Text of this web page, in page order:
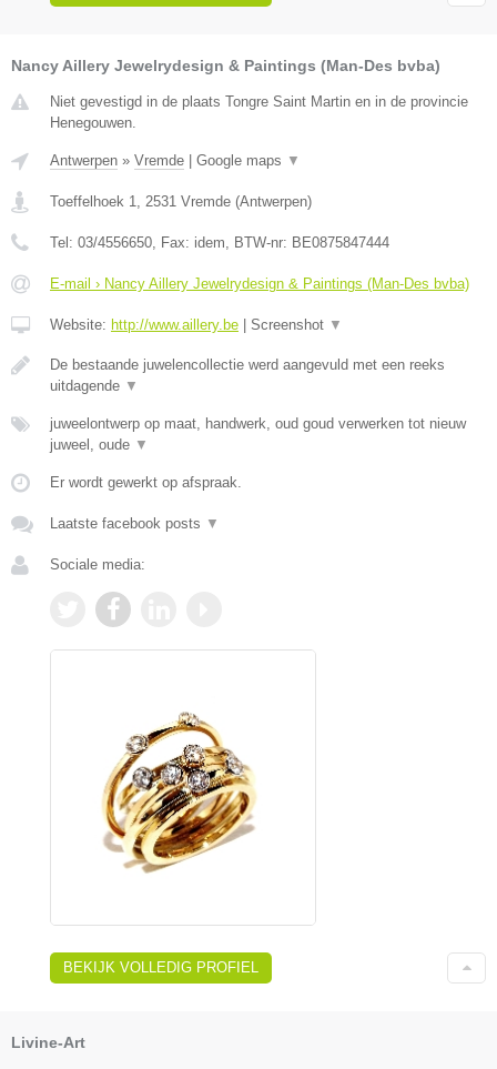
Nancy Aillery Jewelrydesign & Paintings (Man-Des bvba)
Niet gevestigd in de plaats Tongre Saint Martin en in de provincie
Henegouwen.
Antwerpen » Vremde | Google maps ▼
Toeffelhoek 1 2531 Vremde (Antwerpen)
Tel: 03/4556650 , Fax: idem , BTW-nr: BE0875847444
E-mail › Nancy Aillery Jewelrydesign & Paintings (Man-Des bvba)
Website: http://www.aillery.be | Screenshot ▼
De bestaande juwelencollectie werd aangevuld met een reeks
uitdagende ▼
juweelontwerp op maat, handwerk, oud goud verwerken tot nieuw
juweel, oude ▼
Er wordt gewerkt op afspraak.
Laatste facebook posts ▼
Sociale media:
BEKIJK VOLLEDIG PROFIEL
Livine-Art